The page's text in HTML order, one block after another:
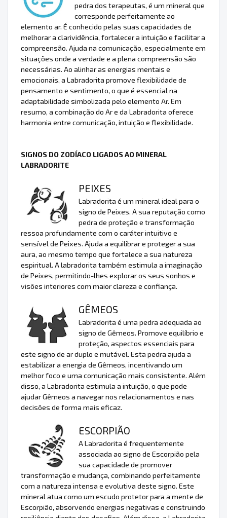
pedra dos terapeutas, é um mineral que
corresponde perfeitamente ao
elemento ar. É conhecido pelas suas capacidades de
melhorar a clarividência, fortalecer a intuição e facilitar a
compreensão. Ajuda na comunicação, especialmente em
situações onde a verdade e a plena compreensão são
necessárias. Ao alinhar as energias mentais e
emocionais, a Labradorita promove flexibilidade de
pensamento e sentimento, o que é essencial na
adaptabilidade simbolizada pelo elemento Ar. Em
resumo, a combinação do Ar e da Labradorita oferece
harmonia entre comunicação, intuição e flexibilidade.
SIGNOS DO ZODÍACO LIGADOS AO MINERAL
LABRADORITE
PEIXES
Labradorita é um mineral ideal para o
signo de Peixes. A sua reputação como
pedra de proteção e transformação
ressoa profundamente com o caráter intuitivo e
sensível de Peixes. Ajuda a equilibrar e proteger a sua
aura, ao mesmo tempo que fortalece a sua natureza
espiritual. A labradorita também estimula a imaginação
de Peixes, permitindo-lhes explorar os seus sonhos e
visões interiores com maior clareza e confiança.
GÊMEOS
Labradorita é uma pedra adequada ao
signo de Gêmeos. Promove equilíbrio e
proteção, aspectos essenciais para
este signo de ar duplo e mutável. Esta pedra ajuda a
estabilizar a energia de Gêmeos, incentivando um
melhor foco e uma comunicação mais consistente. Além
disso, a Labradorita estimula a intuição, o que pode
ajudar Gêmeos a navegar nos relacionamentos e nas
decisões de forma mais eficaz.
ESCORPIÃO
A Labradorita é frequentemente
associada ao signo de Escorpião pela
sua capacidade de promover
transformação e mudança, combinando perfeitamente
com a natureza intensa e evolutiva deste signo. Este
mineral atua como um escudo protetor para a mente de
Escorpião, absorvendo energias negativas e construindo